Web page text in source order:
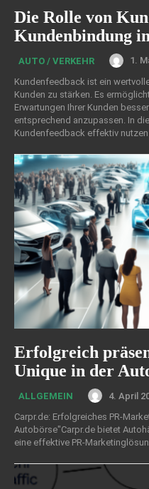
Die Rolle von
Kundenbindung
AUTO / VERKEHR
1.
Kundenfeedback ist ein
Kunden zu stärken. Es
Erwartungen Ihrer Kunden
entsprechend anzupassen. In
Kundenfeedback effektiv nutzen
Erfolgreich
Unique in der
ALLGEMEIN
4. April
Carpr.de: Erfolgreiches PR-
Autobörse"Carpr.de bietet
eine effektive PR-